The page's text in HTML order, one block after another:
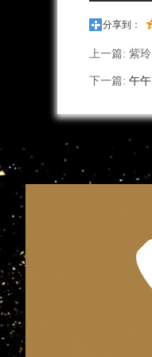
分享到：
上一篇: 紫玲
下一篇: 午午